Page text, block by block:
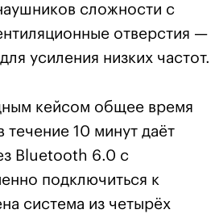
сложности с
отверстия —
усиления низких частот.
кейсом общее время
течение 10 минут даёт
Bluetooth 6.0 с
подключиться к
система из четырёх